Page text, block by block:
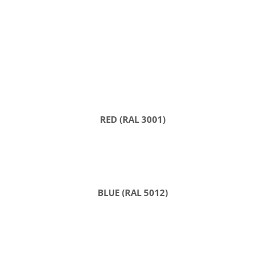
RED (RAL 3001)
BLUE (RAL 5012)